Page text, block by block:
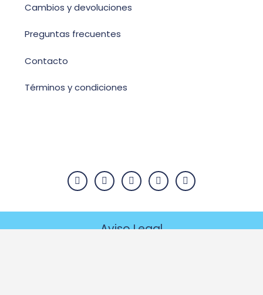
Cambios y devoluciones
Preguntas frecuentes
Contacto
Términos y condiciones
Aviso Legal